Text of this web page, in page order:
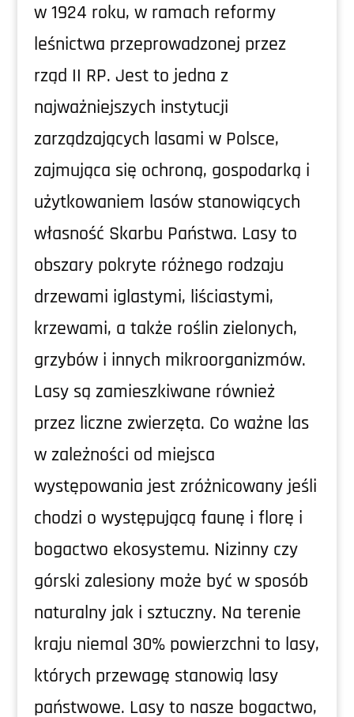
w 1924 roku, w ramach reformy
leśnictwa przeprowadzonej przez
rząd II RP. Jest to jedna z
najważniejszych instytucji
zarządzających lasami w Polsce,
zajmująca się ochroną, gospodarką i
użytkowaniem lasów stanowiących
własność Skarbu Państwa. Lasy to
obszary pokryte różnego rodzaju
drzewami iglastymi, liściastymi,
krzewami, a także roślin zielonych,
grzybów i innych mikroorganizmów.
Lasy są zamieszkiwane również
przez liczne zwierzęta. Co ważne las
w zależności od miejsca
występowania jest zróżnicowany jeśli
chodzi o występującą faunę i florę i
bogactwo ekosystemu. Nizinny czy
górski zalesiony może być w sposób
naturalny jak i sztuczny. Na terenie
kraju niemal 30% powierzchni to lasy,
których przewagę stanowią lasy
państwowe. Lasy to nasze bogactwo,